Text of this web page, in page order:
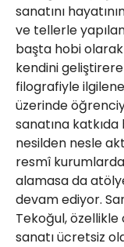
sanatını
ve tellerle
başta hobi
kendini
filografiyle
üzerinde
sanatına
nesilden nesle
resmî kurumlarda
alamasa da
devam ediyor.
Tekoğul,
sanatı ücretsiz